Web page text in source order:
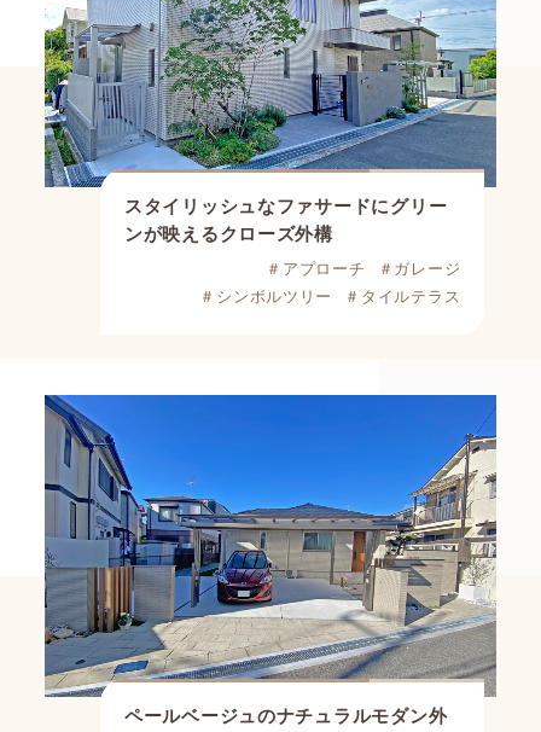
スタイリッシュなファサードにグリー
ンが映えるクローズ外構
＃アプローチ
＃ガレージ
＃シンボルツリー
＃タイルテラス
ペールベージュのナチュラルモダン外